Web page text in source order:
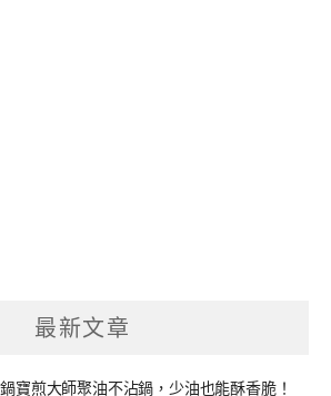
最新文章
鍋寶煎大師聚油不沾鍋，少油也能酥香脆！